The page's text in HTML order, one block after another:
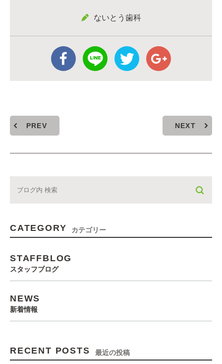
ないとう歯科
PREV NEXT
CATEGORY カテゴリー
STAFFBLOG
スタッフブログ
NEWS
新着情報
RECENT POSTS 最近の投稿